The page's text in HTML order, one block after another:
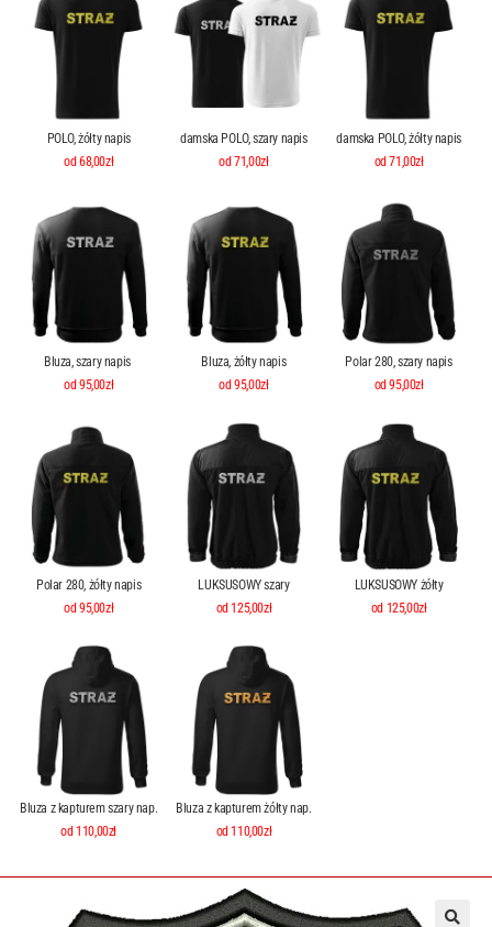
POLO, żółty napis
od 68,00zł
damska POLO, szary napis
od 71,00zł
damska POLO, żółty napis
od 71,00zł
Bluza, szary napis
od 95,00zł
Bluza, żółty napis
od 95,00zł
Polar 280, szary napis
od 95,00zł
Polar 280, żółty napis
od 95,00zł
LUKSUSOWY szary
od 125,00zł
LUKSUSOWY żółty
od 125,00zł
Bluza z kapturem szary nap.
od 110,00zł
Bluza z kapturem żółty nap.
od 110,00zł